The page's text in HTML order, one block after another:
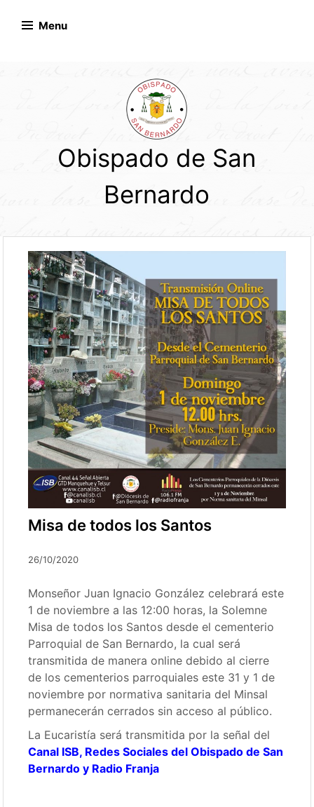
Menu
Obispado de San
Bernardo
Misa de todos los Santos
26/10/2020
Monseñor Juan Ignacio González celebrará este
1 de noviembre a las 12:00 horas, la Solemne
Misa de todos los Santos desde el cementerio
Parroquial de San Bernardo, la cual será
transmitida de manera online debido al cierre
de los cementerios parroquiales este 31 y 1 de
noviembre por normativa sanitaria del Minsal
permanecerán cerrados sin acceso al público.
La Eucaristía será transmitida por la señal del
Canal ISB, Redes Sociales del Obispado de San
Bernardo y Radio Franja